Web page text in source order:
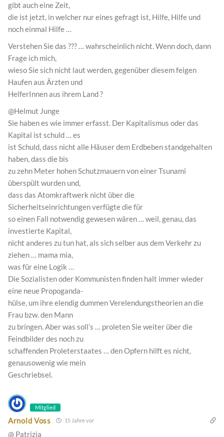
gibt auch eine Zeit,
die ist jetzt, in welcher nur eines gefragt ist, Hilfe, Hilfe und
noch einmal Hilfe …
Verstehen Sie das ??? … wahrscheinlich nicht. Wenn doch, dann
Frage ich mich,
wieso Sie sich nicht laut werden, gegenüber diesem feigen
Haufen aus Ärzten und
HelferInnen aus ihrem Land ?
@Helmut Junge
Sie haben es wie immer erfasst. Der Kapitalismus oder das
Kapital ist schuld … es
ist Schuld, dass nicht alle Häuser dem Erdbeben standgehalten
haben, dass die bis
zu zehn Meter hohen Schutzmauern von einer Tsunami
überspült wurden und,
dass das Atomkraftwerk nicht über die
Sicherheitseinrichtungen verfügte die für
so einen Fall notwendig gewesen wären … weil, genau, das
investierte Kapital,
nicht anderes zu tun hat, als sich selber aus dem Verkehr zu
ziehen … mama mia,
was für eine Logik …
Die Sozialisten oder Kommunisten finden halt immer wieder
eine neue Propoganda-
hülse, um ihre elendig dummen Verelendungstheorien an die
Frau bzw. den Mann
zu bringen. Aber was soll’s … proleten Sie weiter über die
Feindbilder des noch zu
schaffenden Proleterstaates … den Opfern hilft es nicht,
genausowenig wie mein
Geschriebsel.
Mitglied
Arnold Voss 15 Jahre vor
@ Patrizia